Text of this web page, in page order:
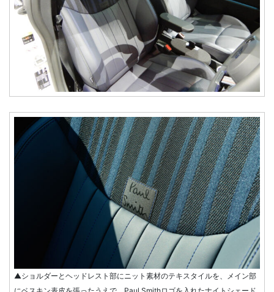
▲ショルダーとヘッドレスト部にニット素材のテキスタイルを、メイン部